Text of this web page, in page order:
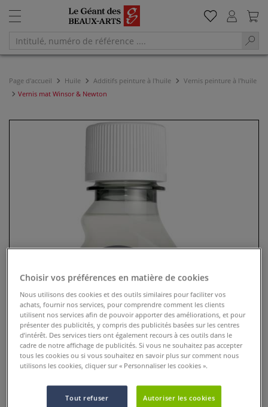
Page d'accueil Huile Additifs peinture à l'huile
Vernis peinture à l'huile
Vernis mat Winsor & Newton
Choisir vos préférences en matière de cookies
Nous utilisons des cookies et des outils similaires pour faciliter vos
achats, fournir nos services, pour comprendre comment les clients
utilisent nos services afin de pouvoir apporter des améliorations, et pour
présenter des publicités, y compris des publicités basées sur les centres
d’intérêt. Des services tiers ont également recours à ces outils dans le
cadre de notre affichage de publicités. Si vous ne souhaitez pas accepter
tous les cookies ou si vous souhaitez en savoir plus sur comment nous
utilisons les cookies, cliquer sur « Personnaliser les cookies ».
Tout refuser Autoriser les cookies